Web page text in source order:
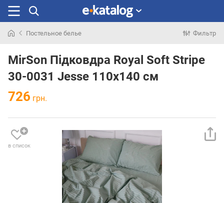
раньше
Постельное белье Фильтр
MirSon Підковдра Royal Soft Stripe
30-0031 Jesse 110х140 см
726 грн.
в список